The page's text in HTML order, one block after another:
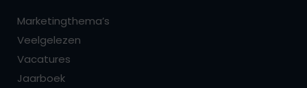
Marketingthema’s
Veelgelezen
Vacatures
Jaarboek